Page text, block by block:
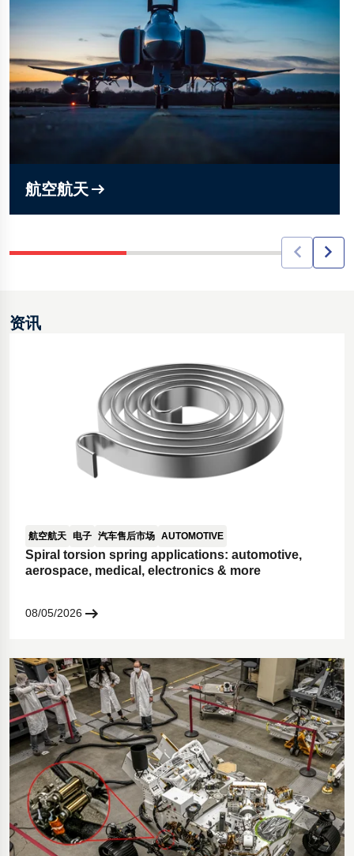
航空航天
资讯
航空航天 电子 汽车售后市场 AUTOMOTIVE
Spiral torsion spring applications: automotive,
aerospace, medical, electronics & more
08/05/2026